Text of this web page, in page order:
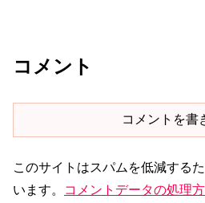
コメント
コメントを書
このサイトはスパムを低減する
います。
コメントデータの処理